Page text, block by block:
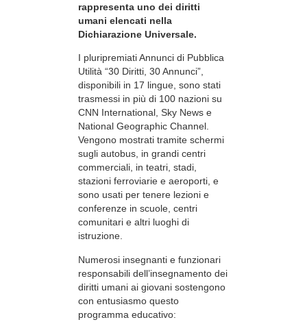
rappresenta uno dei diritti
umani elencati nella
Dichiarazione Universale.
I pluripremiati Annunci di Pubblica
Utilità “30 Diritti, 30 Annunci”,
disponibili in 17 lingue, sono stati
trasmessi in più di 100 nazioni su
CNN International, Sky News e
National Geographic Channel.
Vengono mostrati tramite schermi
sugli autobus, in grandi centri
commerciali, in teatri, stadi,
stazioni ferroviarie e aeroporti, e
sono usati per tenere lezioni e
conferenze in scuole, centri
comunitari e altri luoghi di
istruzione.
Numerosi insegnanti e funzionari
responsabili dell’insegnamento dei
diritti umani ai giovani sostengono
con entusiasmo questo
programma educativo: